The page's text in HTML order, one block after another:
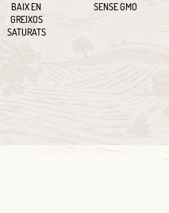
BAIX EN
GREIXOS
SATURATS
SENSE GMO